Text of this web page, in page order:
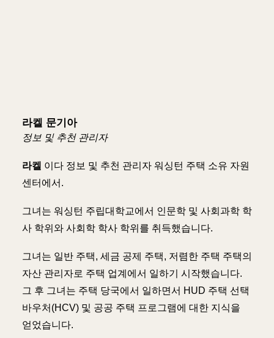
라켈 문기아
정보 및 추천 관리자
라켈 이다 정보 및 추천 관리자 워싱턴 주택 소유 자원
센터에서.
그녀는 워싱턴 주립대학교에서 인문학 및 사회과학 학
사 학위와 사회학 학사 학위를 취득했습니다.
그녀는 일반 주택, 세금 공제 주택, 저렴한 주택 주택의
자산 관리자로 주택 업계에서 일하기 시작했습니다.
그 후 그녀는 주택 당국에서 일하면서 HUD 주택 선택
바우처(HCV) 및 공공 주택 프로그램에 대한 지식을
얻었습니다.